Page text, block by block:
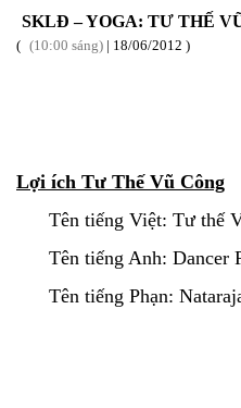
SKLĐ – YOGA: TƯ THẾ
10:00 sáng | 18/06/2012
Lợi ích Tư Thế Vũ Công
Tên tiếng Việt: Tư thế
Tên tiếng Anh: Dancer
Tên tiếng Phạn: